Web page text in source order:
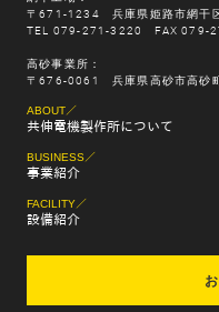
〒671-1234 兵庫県姫路市網干
TEL 079-271-3220 FAX 079-
高砂事業所：
〒676-0061 兵庫県高砂市高砂
ABOUT／
共伸電機製作所について
BUSINESS／
事業紹介
FACILITY／
設備紹介